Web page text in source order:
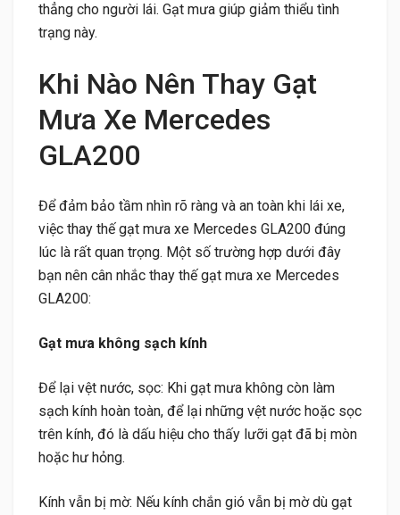
thẳng cho người lái. Gạt mưa giúp giảm thiểu tình
trạng này.
Khi Nào Nên Thay Gạt
Mưa Xe Mercedes
GLA200
Để đảm bảo tầm nhìn rõ ràng và an toàn khi lái xe,
việc thay thế gạt mưa xe Mercedes GLA200 đúng
lúc là rất quan trọng. Một số trường hợp dưới đây
bạn nên cân nhắc thay thế gạt mưa xe Mercedes
GLA200:
Gạt mưa không sạch kính
Để lại vệt nước, sọc: Khi gạt mưa không còn làm
sạch kính hoàn toàn, để lại những vệt nước hoặc sọc
trên kính, đó là dấu hiệu cho thấy lưỡi gạt đã bị mòn
hoặc hư hỏng.
Kính vẫn bị mờ: Nếu kính chắn gió vẫn bị mờ dù gạt